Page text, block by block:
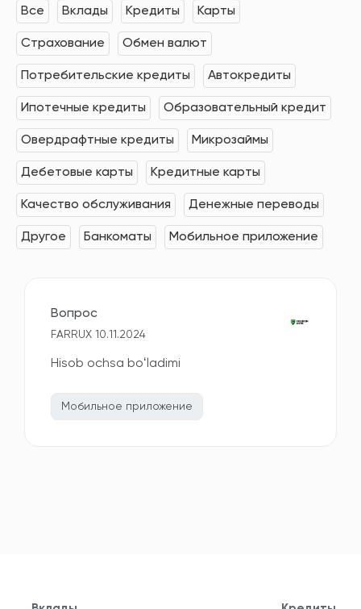
Все Вклады Кредиты Карты
Страхование Обмен валют
Потребительские кредиты Автокредиты
Ипотечные кредиты Образовательный кредит
Овердрафтные кредиты Микрозаймы
Дебетовые карты Кредитные карты
Качество обслуживания Денежные переводы
Другое Банкоматы Мобильное приложение
Вопрос
FARRUX 10.11.2024
Hisob ochsa boʻladimi
Мобильное приложение